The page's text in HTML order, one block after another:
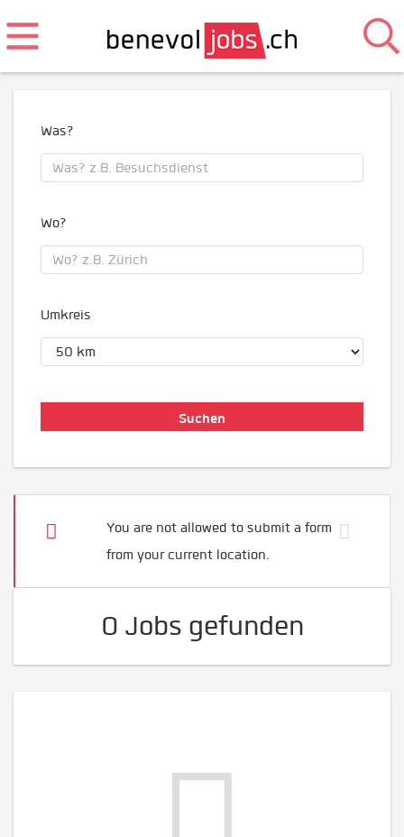
Was?
Wo?
Umkreis
You are not allowed to submit a form
from your current location.
0 Jobs gefunden